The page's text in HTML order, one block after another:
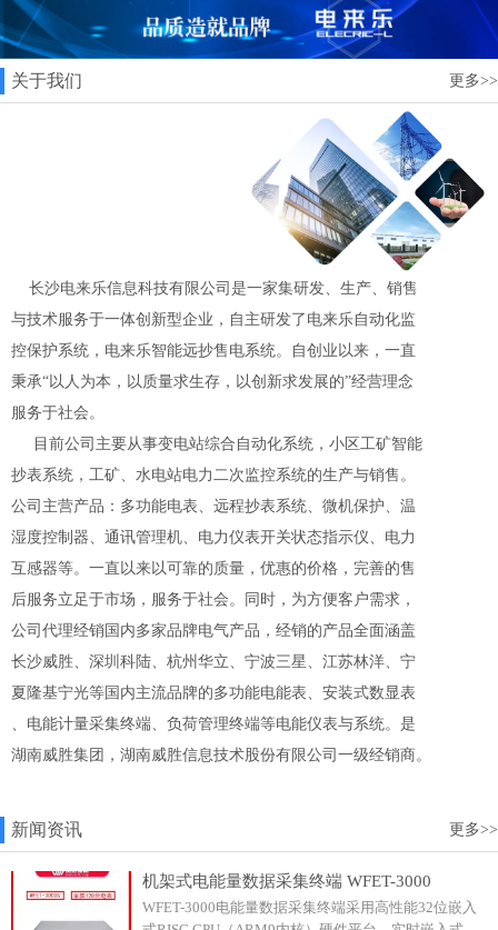
关于我们 更多>>
长沙电来乐信息科技有限公司是一家集研发、生产、销售
与技术服务于一体创新型企业，自主研发了电来乐自动化监
控保护系统，电来乐智能远抄售电系统。自创业以来，一直
秉承“以人为本，以质量求生存，以创新求发展的”经营理念
服务于社会。
目前公司主要从事变电站综合自动化系统，小区工矿智能
抄表系统，工矿、水电站电力二次监控系统的生产与销售。
公司主营产品：多功能电表、远程抄表系统、微机保护、温
湿度控制器、通讯管理机、电力仪表开关状态指示仪、电力
互感器等。一直以来以可靠的质量，优惠的价格，完善的售
后服务立足于市场，服务于社会。同时，为方便客户需求，
公司代理经销国内多家品牌电气产品，经销的产品全面涵盖
长沙威胜、深圳科陆、杭州华立、宁波三星、江苏林洋、宁
夏隆基宁光等国内主流品牌的多功能电能表、安装式数显表
、电能计量采集终端、负荷管理终端等电能仪表与系统。是
湖南威胜集团，湖南威胜信息技术股份有限公司一级经销商。
新闻资讯 更多>>
机架式电能量数据采集终端 WFET-3000
WFET-3000电能量数据采集终端采用高性能32位嵌入